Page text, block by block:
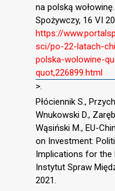
na polską
Spożywczy, 16 VI
https://
sci/po-22-latach-
polska-wolowine-
quot,226899.html
>.
Płóciennik S.,
Wnukowski D.,
Wąsiński M., EU-
on Investment:
Implications for the
Instytut Spraw
2021.